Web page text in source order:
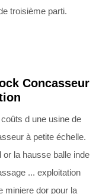
troisième parti.
Concasseur
d une usine de
à petite échelle.
or la hausse balle inde
... exploitation
miniere dor pour la